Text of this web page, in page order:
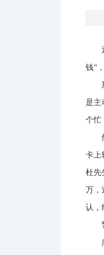
钱”
是主
个忙
卡上
杜先
万，
认，